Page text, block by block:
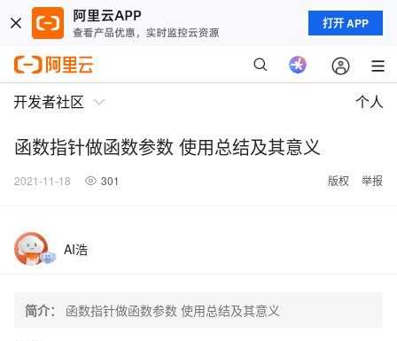
打开 APP
开发者社区 个人
函数指针做函数参数 使用总结及其意义
2021-11-18 301 版权 举报
AI浩
简介： 函数指针做函数参数 使用总结及其意义